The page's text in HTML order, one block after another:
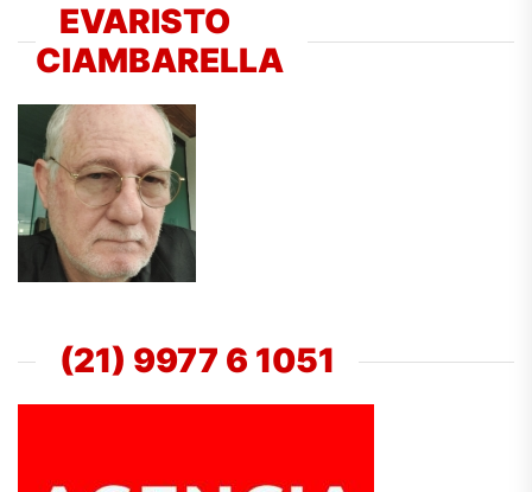
EVARISTO
CIAMBARELLA
(21) 9977 6 1051